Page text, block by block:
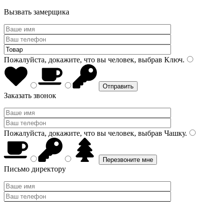
Вызвать замерщика
Пожалуйста, докажите, что вы человек, выбрав Ключ.
Заказать звонок
Пожалуйста, докажите, что вы человек, выбрав Чашку.
Письмо директору